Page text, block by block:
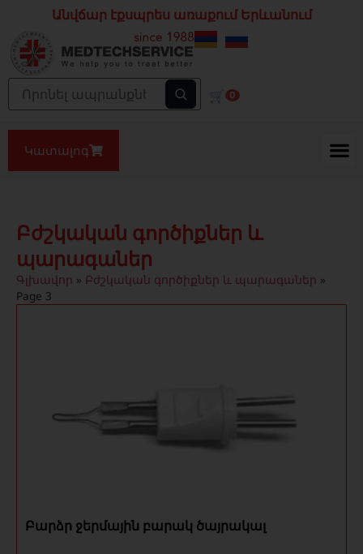
Անվճար էքսպրես առաքում Երևանում
🛒 0
Կատալոգ
Բժշկական գործիքներ և
պարագաներ
Գլխավոր » Բժշկական գործիքներ և պարագաներ »
Page 3
Բարձր ջերմային բարակ ծայրակալ